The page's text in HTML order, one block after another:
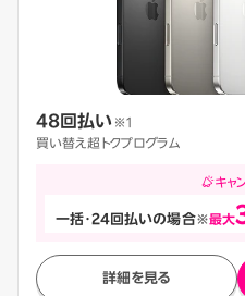
48回払い ※1
買い替え超トクプログラム
キャ
一括・24回払いの場合※最大
詳細を見る